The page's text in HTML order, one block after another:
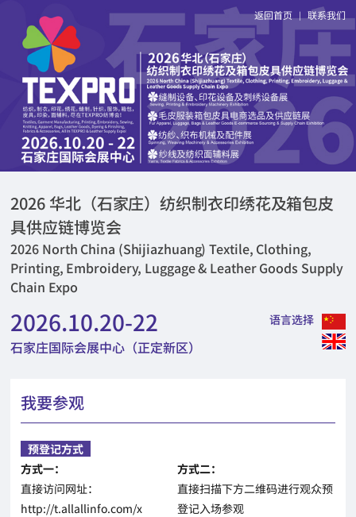
返回首页 | 联系我们
2026 华北（石家庄）纺织制衣印绣花及箱包皮
具供应链博览会
2026 North China (Shijiazhuang) Textile, Clothing,
Printing, Embroidery, Luggage & Leather Goods Supply
Chain Expo
2026.10.20-22
石家庄国际会展中心（正定新区）
语言选择
我要参观
预登记方式
方式一：
直接访问网址：
http://t.allallinfo.com/x
方式二：
直接扫描下方二维码进行观众预
登记入场参观